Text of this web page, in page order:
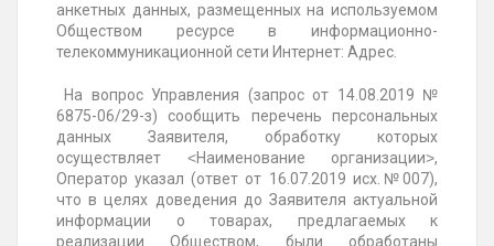
анкетных данных, размещенных на используемом
Обществом ресурсе в информационно-
телекоммуникационной сети Интернет: Адрес.
На вопрос Управления (запрос от 14.08.2019 №
6875-06/29-з) сообщить перечень персональных
данных Заявителя, обработку которых
осуществляет ˂Наименование организации˃,
Оператор указал (ответ от 16.07.2019 исх.№007),
что в целях доведения до Заявителя актуальной
информации о товарах, предлагаемых к
реализации Обществом, были обработаны